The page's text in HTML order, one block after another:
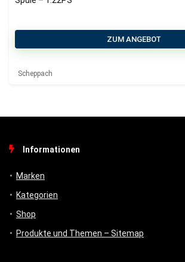
ZUM ANGEBOT
Scheppach
Informationen
Marken
Kategorien
Shop
Produkte und Themen – Sitemap